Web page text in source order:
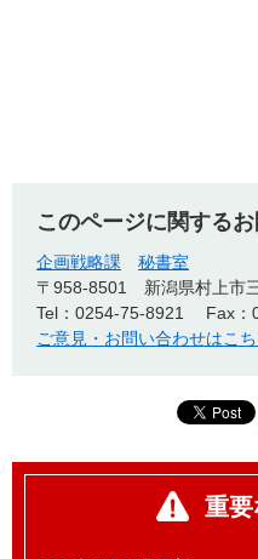
このページに関する
企画戦略課
秘書室
〒958-8501
新潟県村上市
Tel：0254-75-8921
Fax：
ご意見・お問い合わせはこ
重